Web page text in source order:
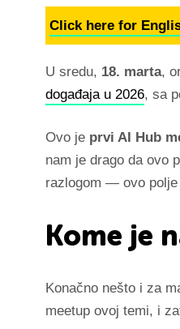
Click here for
U sredu, 18. marta,
događaja u 2026, sa
Ovo je prvi AI Hub
nam je drago da ovo
razlogom — ovo polje
Kome je
Konačno nešto i za
meetup ovoj temi, i